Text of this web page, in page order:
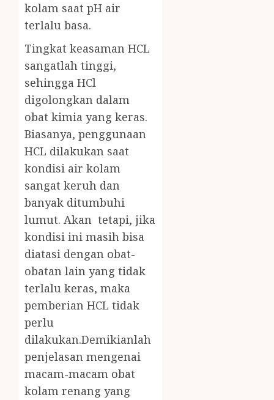
kolam saat pH air
terlalu basa.
Tingkat keasaman HCL
sangatlah tinggi,
sehingga HCl
digolongkan dalam
obat kimia yang keras.
Biasanya, penggunaan
HCL dilakukan saat
kondisi air kolam
sangat keruh dan
banyak ditumbuhi
lumut. Akan tetapi, jika
kondisi ini masih bisa
diatasi dengan obat-
obatan lain yang tidak
terlalu keras, maka
pemberian HCL tidak
perlu
dilakukan.Demikianlah
penjelasan mengenai
macam-macam obat
kolam renang yang